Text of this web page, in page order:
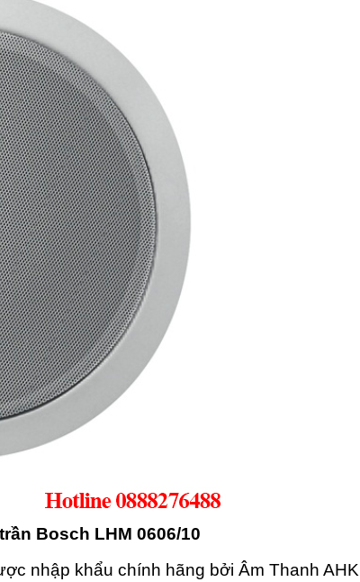
Bosch LHM 0606/10
nhập khẩu chính hãng bởi Âm Thanh AHK